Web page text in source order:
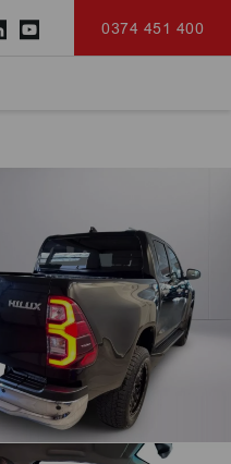
0374 451 400